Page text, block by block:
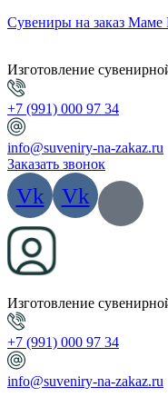
Сувениры на заказ Маме
Изготовление
+7 (991) 000 97 34
info@suveniry-na-zakaz.ru
Заказать звонок
Vk Vk
Изготовление
+7 (991) 000 97 34
info@suveniry-na-zakaz.ru